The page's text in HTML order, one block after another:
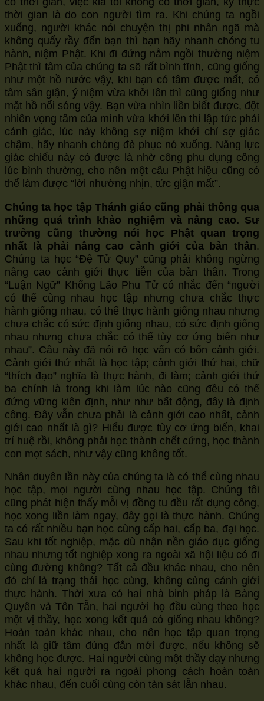
size.size.size.
thời gian là do con người tìm ra. Khi chúng ta ngồi
xuống, người khác nói chuyện thị phi nhân ngã mà
không quấy rầy đến bạn thì bạn hãy nhanh chóng tu
hành, niệm Phật. Khi đi đứng nằm ngồi thường niệm
Phật thì tâm của chúng ta sẽ rất bình tĩnh, cũng giống
như một hồ nước vậy, khi bạn có tâm được mất, có
tâm sân giận, ý niệm vừa khởi lên thì cũng giống như
mặt hồ nổi sóng vậy. Bạn vừa nhìn liền biết được, đột
nhiên vọng tâm của mình vừa khởi lên thì lập tức phải
cảnh giác, lúc này không sợ niệm khởi chỉ sợ giác
chậm, hãy nhanh chóng đè phục nó xuống. Năng lực
giác chiếu này có được là nhờ công phu dụng công
lúc bình thường, cho nên một câu Phật hiệu cũng có
thể làm được “lời nhường nhịn, tức giận mất”.
Chúng ta học tập Thánh giáo cũng phải thông qua
những quá trình khảo nghiệm và nâng cao. Sư
trưởng cũng thường nói học Phật quan trọng
nhất là phải nâng cao cảnh giới của bản thân.
Chúng ta học “Đệ Tử Quy” cũng phải không ngừng
nâng cao cảnh giới thực tiễn của bản thân. Trong
“Luận Ngữ” Khổng Lão Phu Tử có nhắc đến “người
có thể cùng nhau học tập nhưng chưa chắc thực
hành giống nhau, có thể thực hành giống nhau nhưng
chưa chắc có sức định giống nhau, có sức định giống
nhau nhưng chưa chắc có thể tùy cơ ứng biến như
nhau”. Câu này đã nói rõ học vấn có bốn cảnh giới.
Cảnh giới thứ nhất là học tập; cảnh giới thứ hai, chữ
“thích đạo” nghĩa là thực hành, đi làm; cảnh giới thứ
ba chính là trong khi làm lúc nào cũng đều có thể
đứng vững kiên định, như như bất động, đây là định
công. Đây vẫn chưa phải là cảnh giới cao nhất, cảnh
giới cao nhất là gì? Hiểu được tùy cơ ứng biến, khai
trí huệ rồi, không phải học thành chết cứng, học thành
con mọt sách, như vậy cũng không tốt.
Nhân duyên lần này của chúng ta là có thể cùng nhau
học tập, mọi người cùng nhau học tập. Chúng tôi
cũng phát hiện thấy mỗi vị đồng tu đều rất dụng công,
học xong liền làm ngay, đây gọi là thực hành. Chúng
ta có rất nhiều bạn học cùng cấp hai, cấp ba, đại học.
Sau khi tốt nghiệp, mặc dù nhận nền giáo dục giống
nhau nhưng tốt nghiệp xong ra ngoài xã hội liệu có đi
cùng đường không? Tất cả đều khác nhau, cho nên
đó chỉ là trạng thái học cùng, không cùng cảnh giới
thực hành. Thời xưa có hai nhà binh pháp là Bàng
Quyên và Tôn Tẫn, hai người họ đều cùng theo học
một vị thầy, học xong kết quả có giống nhau không?
Hoàn toàn khác nhau, cho nên học tập quan trọng
nhất là giữ tâm đúng đắn mới được, nếu không sẽ
không học được. Hai người cùng một thầy dạy nhưng
kết quả hai người ra ngoài phong cách hoàn toàn
khác nhau, đến cuối cùng còn tàn sát lẫn nhau.